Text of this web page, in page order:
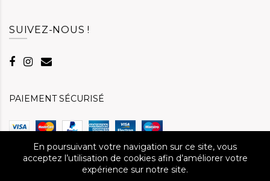
SUIVEZ-NOUS !
PAIEMENT SÉCURISÉ
En poursuivant votre navigation sur ce site, vous
acceptez l’utilisation de cookies afin d’améliorer votre
expérience sur notre site.